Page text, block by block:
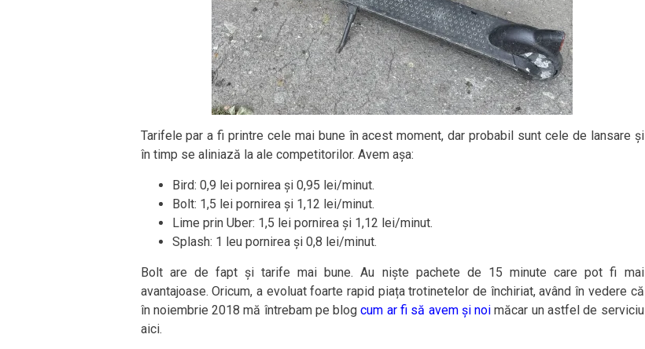
Tarifele par a fi printre cele mai bune în acest moment, dar probabil sunt cele de lansare și
în timp se aliniază la ale competitorilor. Avem așa:
Bird: 0,9 lei pornirea și 0,95 lei/minut.
Bolt: 1,5 lei pornirea și 1,12 lei/minut.
Lime prin Uber: 1,5 lei pornirea și 1,12 lei/minut.
Splash: 1 leu pornirea și 0,8 lei/minut.
Bolt are de fapt și tarife mai bune. Au niște pachete de 15 minute care pot fi mai
avantajoase. Oricum, a evoluat foarte rapid piața trotinetelor de închiriat, având în vedere că
în noiembrie 2018 mă întrebam pe blogcum ar fi să avem și noi măcar un astfel de serviciu
aici.